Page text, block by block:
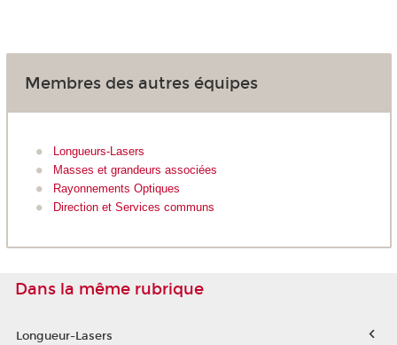
Membres des autres équipes
Longueurs-Lasers
Masses et grandeurs associées
Rayonnements Optiques
Direction et Services communs
Dans la même rubrique
Longueur-Lasers